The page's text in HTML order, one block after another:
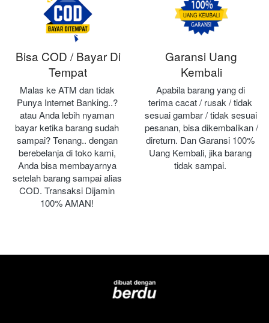
Bisa COD / Bayar Di
Tempat
Malas ke ATM dan tidak
Punya Internet Banking..?
atau Anda lebih nyaman
bayar ketika barang sudah
sampai? Tenang.. dengan
berebelanja di toko kami,
Anda bisa membayarnya
setelah barang sampai alias
COD. Transaksi Dijamin
100% AMAN!
Garansi Uang
Kembali
Apabila barang yang di
terima cacat / rusak / tidak
sesuai gambar / tidak sesuai
pesanan, bisa dikembalikan /
direturn. Dan Garansi 100%
Uang Kembali, jika barang
tidak sampai.